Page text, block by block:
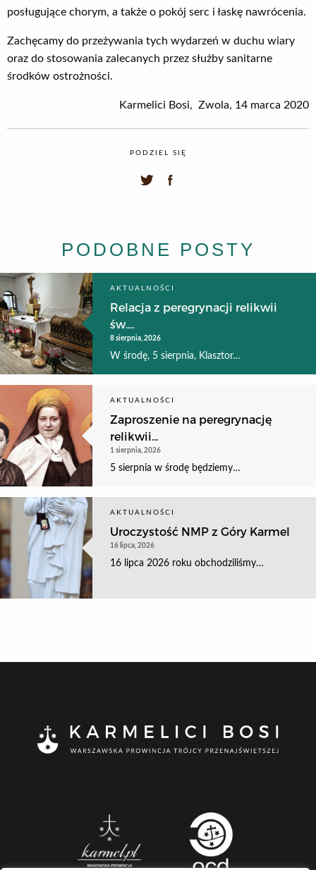
posługujące chorym, a także o pokój serc i łaskę nawrócenia.
Zachęcamy do przeżywania tych wydarzeń w duchu wiary
oraz do stosowania zalecanych przez służby sanitarne
środków ostrożności.
Karmelici Bosi, Zwola, 14 marca 2020
PODZIEL SIĘ
PODOBNE POSTY
AKTUALNOŚCI
Relacja z peregrynacji relikwii
św....
8 sierpnia, 2026
W środę, 5 sierpnia, Klasztor…
AKTUALNOŚCI
Zaproszenie na peregrynację
relikwii...
1 sierpnia, 2026
5 sierpnia w środę będziemy…
AKTUALNOŚCI
Uroczystość NMP z Góry Karmel
16 lipca, 2026
16 lipca 2026 roku obchodziliśmy…